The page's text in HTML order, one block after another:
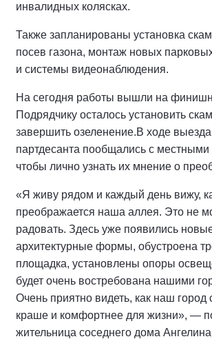
инвалидных колясках.
Также запланированы установка
посев газона, монтаж новых
и системы видеонаблюдения.
На сегодня работы вышли на
Подрядчику осталось установить
завершить озеленение.В ходе выезда
партдесанта пообщались с
чтобы лично узнать их мнение о
«Я живу рядом и каждый день вижу,
преображается наша аллея. Это не
радовать. Здесь уже появились
архитектурные формы, обустроена
площадка, установлены опоры
будет очень востребована нашими
Очень приятно видеть, как наш город
краше и комфортнее для жизни», —
жительница соседнего дома